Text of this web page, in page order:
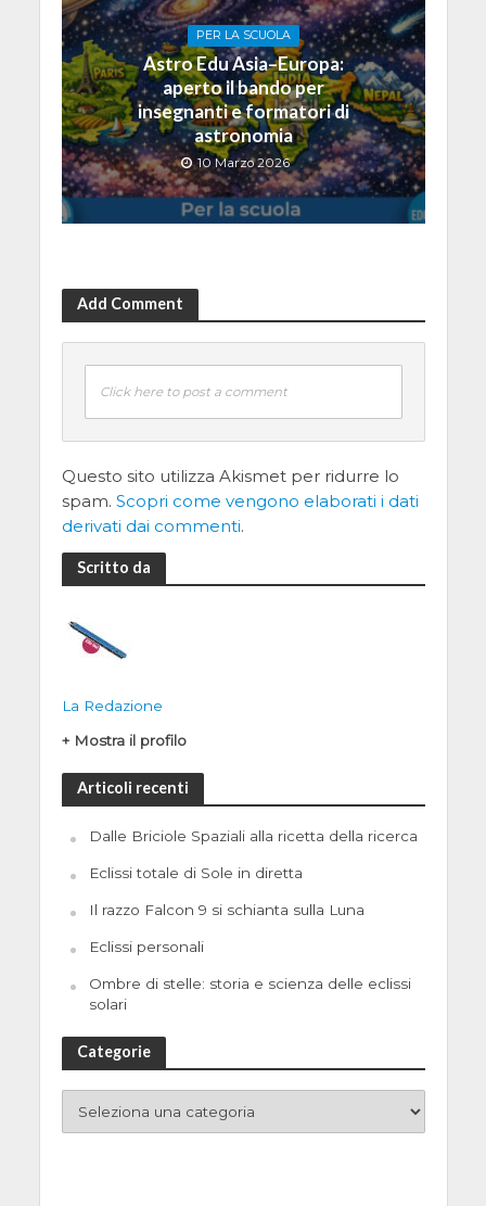
PER LA SCUOLA
Astro Edu Asia–Europa:
aperto il bando per
insegnanti e formatori di
astronomia
10 Marzo 2026
Add Comment
Click here to post a comment
Questo sito utilizza Akismet per ridurre lo
spam. Scopri come vengono elaborati i dati
derivati dai commenti.
Scritto da
La Redazione
+ Mostra il profilo
Articoli recenti
Dalle Briciole Spaziali alla ricetta della ricerca
Eclissi totale di Sole in diretta
Il razzo Falcon 9 si schianta sulla Luna
Eclissi personali
Ombre di stelle: storia e scienza delle eclissi
solari
Categorie